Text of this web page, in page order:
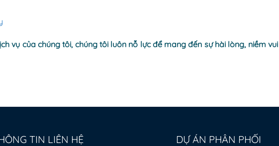
vụ của chúng tôi, chúng tôi luôn nỗ lực để mang đến sự hài lòng, niềm
TIN LIÊN HỆ DỰ ÁN PHÂN PHỐI